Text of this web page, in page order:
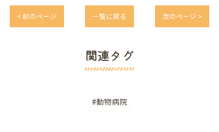
< 前のページ 一覧に戻る 次のページ >
関連タグ
#動物病院